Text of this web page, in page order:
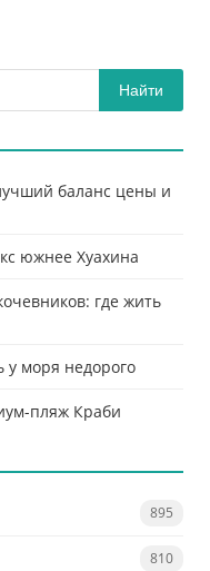
Найти
баланс цены и
южнее Хуахина
где жить
у моря недорого
пляж Краби
895
810